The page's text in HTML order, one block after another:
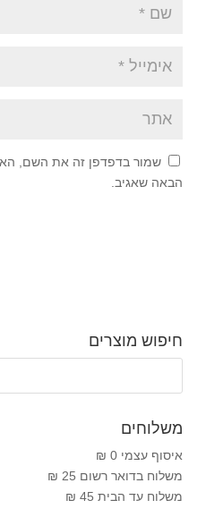
שמור בדפדפן זה את השם,
הבאה שאגיב.
חיפוש מוצרים
משלוחים
איסוף עצמי 0 ₪
משלוח בדואר רשום 25 ₪
משלוח עד הבית 45 ₪